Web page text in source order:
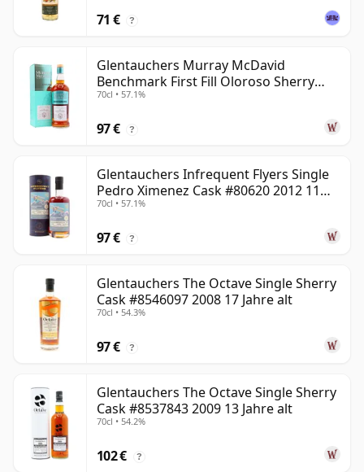
71 € ?
Glentauchers Murray McDavid
Benchmark First Fill Oloroso Sherry
2008 14 Jahre alt
70cl • 57.1%
97 € ?
Glentauchers Infrequent Flyers Single
Pedro Ximenez Cask #80620 2012 11
Jahre alt
70cl • 57.1%
97 € ?
Glentauchers The Octave Single Sherry
Cask #8546097 2008 17 Jahre alt
70cl • 54.3%
97 € ?
Glentauchers The Octave Single Sherry
Cask #8537843 2009 13 Jahre alt
70cl • 54.2%
102 € ?